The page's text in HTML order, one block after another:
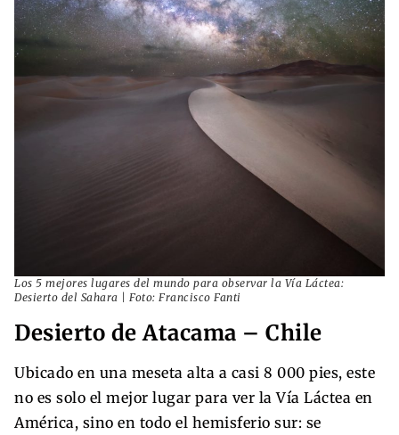
Los 5 mejores lugares del mundo para observar la Vía Láctea:
Desierto del Sahara | Foto: Francisco Fanti
Desierto de Atacama – Chile
Ubicado en una meseta alta a casi 8 000 pies, este
no es solo el mejor lugar para ver la Vía Láctea en
América, sino en todo el hemisferio sur:​​​​ se